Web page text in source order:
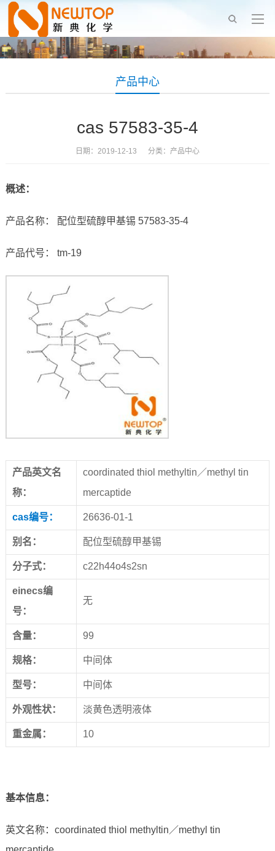
产品中心
cas 57583-35-4
日期：2019-12-13 分类： 产品中心
概述：
产品名称： 配位型硫醇甲基锡 57583-35-4
产品代号： tm-19
产品英文名
称：
coordinated thiol methyltin／methyl tin
mercaptide
cas编号： 26636-01-1
别名： 配位型硫醇甲基锡
分子式： c22h44o4s2sn
einecs编
号：
无
含量： 99
规格： 中间体
型号： 中间体
外观性状： 淡黄色透明液体
重金属： 10
基本信息：
英文名称：coordinated thiol methyltin／methyl tin